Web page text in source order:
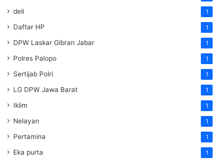
deli 1
Daftar HP 1
DPW Laskar Gibran Jabar 1
Polres Palopo 1
Sertijab Polri 1
LG DPW Jawa Barat 1
Iklim 1
Nelayan 1
Pertamina 1
Eka purta 1